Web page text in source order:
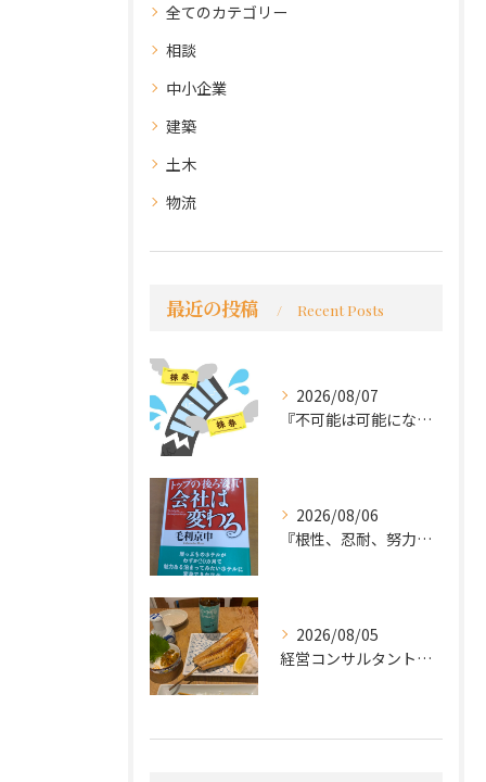
全てのカテゴリー
相談
中小企業
建築
土木
物流
最近の投稿 Recent Posts
2026/08/07
『不可能は可能になる』
2026/08/06
『根性、忍耐、努力という言葉は死語なのか』
2026/08/05
経営コンサルタントのモーちゃん・毛利京申です。